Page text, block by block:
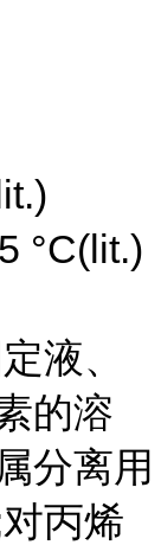
°C(lit.)
液、
的溶
分离用
丙烯